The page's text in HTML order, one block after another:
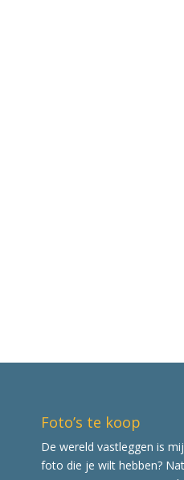
Foto’s te koop
De wereld vastleggen is
foto die je wilt hebben?